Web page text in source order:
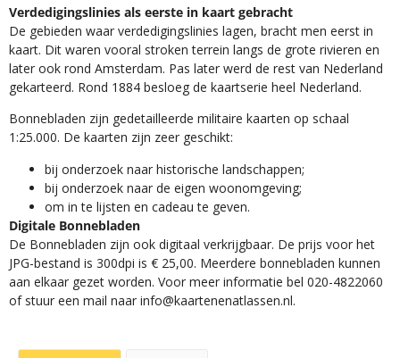
Verdedigingslinies als eerste in kaart gebracht
De gebieden waar verdedigingslinies lagen, bracht men eerst in
kaart. Dit waren vooral stroken terrein langs de grote rivieren en
later ook rond Amsterdam. Pas later werd de rest van Nederland
gekarteerd. Rond 1884 besloeg de kaartserie heel Nederland.
Bonnebladen zijn gedetailleerde militaire kaarten op schaal
1:25.000. De kaarten zijn zeer geschikt:​
​bij onderzoek naar historische landschappen;
bij onderzoek naar de eigen woonomgeving;
om in te lijsten en cadeau te geven.
Digitale Bonnebladen
De Bonnebladen zijn ook digitaal verkrijgbaar. De prijs voor het
JPG-bestand is 300dpi is € 25,00. Meerdere bonnebladen kunnen
aan elkaar gezet worden. Voor meer informatie bel 020-4822060
of stuur een mail naar info@kaartenenatlassen.nl.